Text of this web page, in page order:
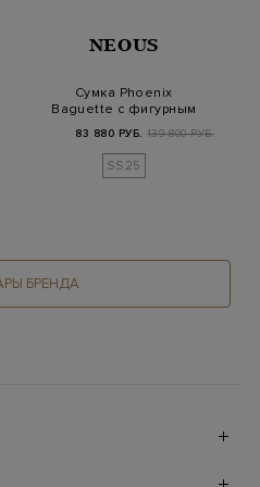
NEOUS
Сумка Phoenix
Baguette с фигурным
винтажным…
83 880 РУБ. 139 800 РУБ.
SS25
БРЕНДА
города. На сайте